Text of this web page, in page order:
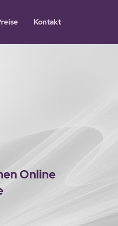
Kontakt
Online